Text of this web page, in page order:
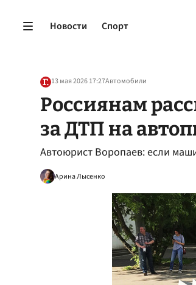
Новости Спорт
13 мая 2026 17:27Автомобили
Россиянам
за ДТП на
Автоюрист Воропаев: если
Арина Лысенко